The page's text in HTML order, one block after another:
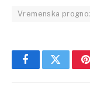
Vremenska
FacebookTwitter